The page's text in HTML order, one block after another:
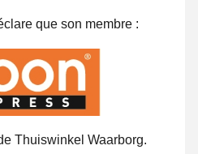
que son membre :
Thuiswinkel Waarborg.